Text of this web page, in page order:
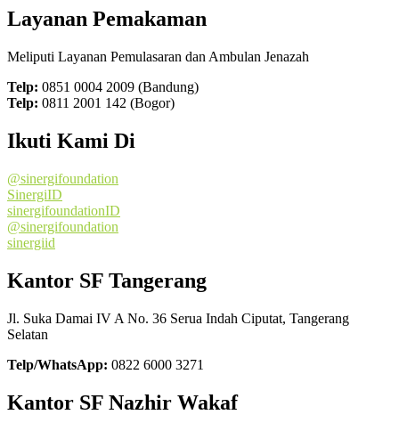
Layanan Pemakaman
Meliputi Layanan Pemulasaran dan Ambulan Jenazah
Telp: 0851 0004 2009 (Bandung)
Telp: 0811 2001 142 (Bogor)
Ikuti Kami Di
@sinergifoundation
SinergiID
sinergifoundationID
@sinergifoundation
sinergiid
Kantor SF Tangerang
Jl. Suka Damai IV A No. 36 Serua Indah Ciputat, Tangerang
Selatan
Telp/WhatsApp: 0822 6000 3271
Kantor SF Nazhir Wakaf